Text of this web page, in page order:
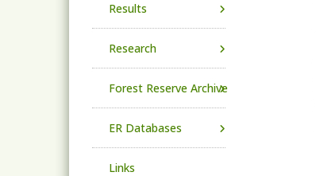
Results
Research
Forest Reserve Archive
ER Databases
Links